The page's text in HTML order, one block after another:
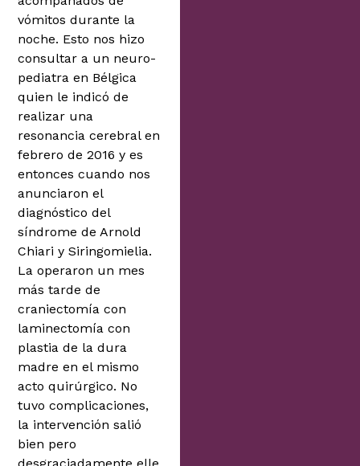
vómitos durante la
noche. Esto nos hizo
consultar a un neuro-
pediatra en Bélgica
quien le indicó de
realizar una
resonancia cerebral en
febrero de 2016 y es
entonces cuando nos
anunciaron el
diagnóstico del
síndrome de Arnold
Chiari y Siringomielia.
La operaron un mes
más tarde de
craniectomía con
laminectomía con
plastia de la dura
madre en el mismo
acto quirúrgico. No
tuvo complicaciones,
la intervención salió
bien pero